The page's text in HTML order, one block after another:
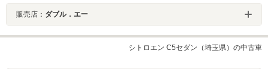
販売店： ダブル．エー
シトロエン C5セダン（埼玉県）の中古車